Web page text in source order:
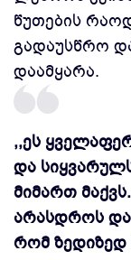
წუთების
გადაუსწრო
დაამყარა.
,,ეს
და
მიმართ
არასდროს
რომ ზედიზედ